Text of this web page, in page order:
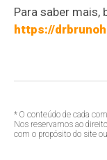
Para saber mais,
https://
* O conteúdo de cada
Nos reservamos ao
com o propósito do site